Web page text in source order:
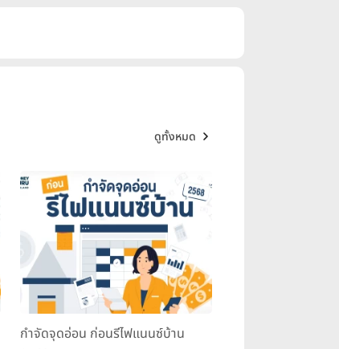
ดูทั้งหมด
กำจัดจุดอ่อน ก่อนรีไฟแนนซ์บ้าน